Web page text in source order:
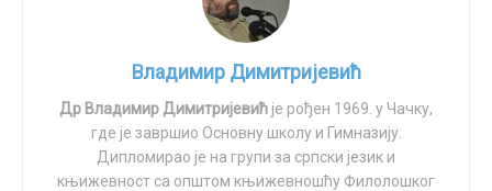
много ефикаснијих меких вештина. Насупрот томе,
појединцима који су ова сексуална искуства имали
као адолесценти генерално је теже да достигну ту
зрелост.”
У претходним, мање ригорозним студијама, често се
веровало супротно од онога што је ово истраживање
Показало се – кад једном станеш на пут пропасти,
мораш ићи до краја.
А крај је, по свему судећи, близу.
Ако се не супротставимо.
Владимир Димитријевић
Др Владимир Димитријевић је рођен 1969. у Чачку,
где је завршио Основну школу и Гимназију.
Дипломирао је на групи за српски језик и
књижевност са општом књижевношћу Филолошког